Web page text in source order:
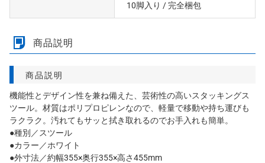
10脚入り / 完全梱包
商品説明
商品説明
機能性とデザイン性を兼ね備えた、芸術性の高いスタッキングス
ツール。材質はポリプロピレンなので、軽量で移動や持ち運びも
ラクラク。汚れてもサッと拭き取れるのでお手入れも簡単。
●種別／スツール
●カラー／ホワイト
●外寸法／約幅355×奥行355×高さ455mm